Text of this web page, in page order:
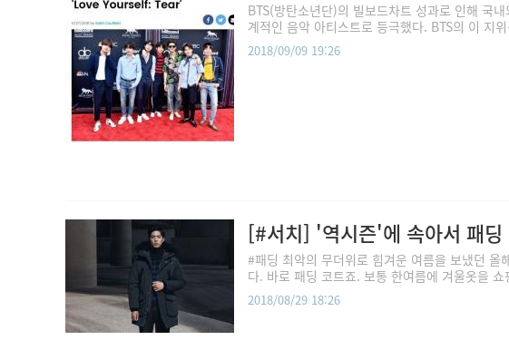
BTS(방탄소년단)의 빌보드차트 성과로 인해 국
계적인 음악 아티스트로 등극했다. BTS의 이 지
2018/09/09 19:26
[#서치] '역시즌'에 속아서 패
#패딩 최악의 무더위로 힘겨운 여름을 보냈던 올
다. 바로 패딩 코트죠. 보통 한여름에 겨울옷을
2018/08/29 18:26